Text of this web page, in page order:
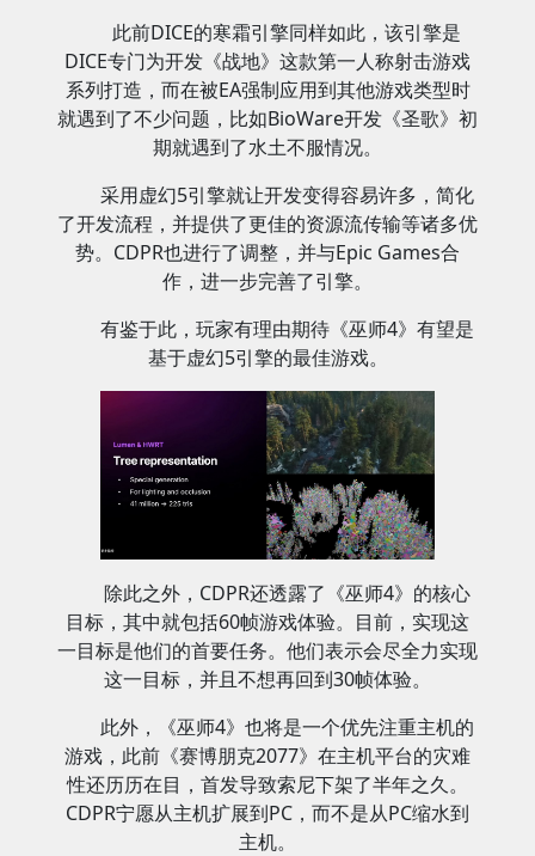
此前DICE的寒霜引擎同样如此，该引擎是
DICE专门为开发《战地》这款第一人称射击游戏
系列打造，而在被EA强制应用到其他游戏类型时
就遇到了不少问题，比如BioWare开发《圣歌》初
期就遇到了水土不服情况。
采用虚幻5引擎就让开发变得容易许多，简化
了开发流程，并提供了更佳的资源流传输等诸多优
势。CDPR也进行了调整，并与Epic Games合
作，进一步完善了引擎。
有鉴于此，玩家有理由期待《巫师4》有望是
基于虚幻5引擎的最佳游戏。
除此之外，CDPR还透露了《巫师4》的核心
目标，其中就包括60帧游戏体验。目前，实现这
一目标是他们的首要任务。他们表示会尽全力实现
这一目标，并且不想再回到30帧体验。
此外，《巫师4》也将是一个优先注重主机的
游戏，此前《赛博朋克2077》在主机平台的灾难
性还历历在目，首发导致索尼下架了半年之久。
CDPR宁愿从主机扩展到PC，而不是从PC缩水到
主机。